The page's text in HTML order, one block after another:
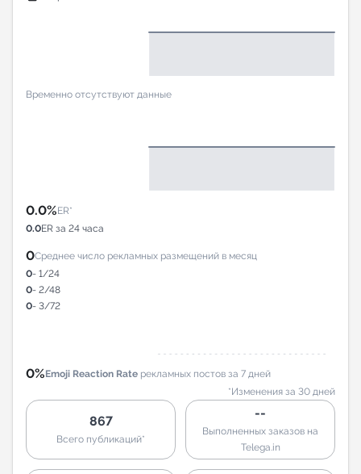
Временно отсутствуют данные
0.0%ER*
0.0ER за 24 часа
0Среднее число рекламных размещений в месяц
0- 1/24
0- 2/48
0- 3/72
0%Emoji Reaction Rate рекламных постов за 7 дней
*Изменения за 30 дней
867
Всего публикаций*
--
Выполненных заказов на
Telega.in